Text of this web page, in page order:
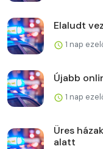
Elaludt
1 nap
Újabb
1 nap
Üres
alatt